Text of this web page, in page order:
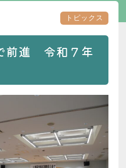
トピックス
前進 令和７年